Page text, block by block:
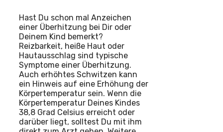
Hast Du schon mal Anzeichen
einer Überhitzung bei Dir oder
Deinem Kind bemerkt?
Reizbarkeit, heiße Haut oder
Hautausschlag sind typische
Symptome einer Überhitzung.
Auch erhöhtes Schwitzen kann
ein Hinweis auf eine Erhöhung der
Körpertemperatur sein. Wenn die
Körpertemperatur Deines Kindes
38,8 Grad Celsius erreicht oder
darüber liegt, solltest Du mit ihm